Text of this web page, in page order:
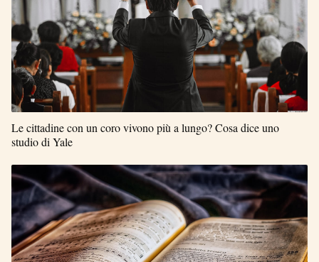
Le cittadine con un coro vivono più a lungo? Cosa dice uno
studio di Yale